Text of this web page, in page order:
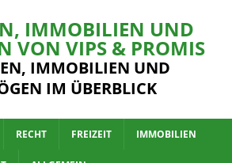
IMMOBILIEN UND
VON VIPS & PROMIS
IMMOBILIEN UND
IM ÜBERBLICK
RECHT FREIZEIT IMMOBILIEN